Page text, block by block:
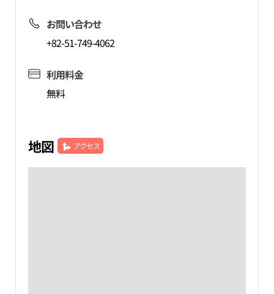
お問い合わせ
+82-51-749-4062
利用料金
無料
地図 アクセス